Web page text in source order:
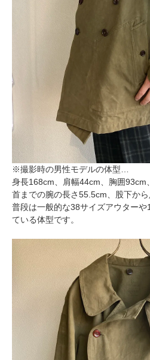
※撮影時の男性モデルの体型…
身長168cm、肩幅44cm、胸囲93cm
首までの腕の長さ55.5cm、股下か
普段は一般的な38サイズアウター
ている体型です。